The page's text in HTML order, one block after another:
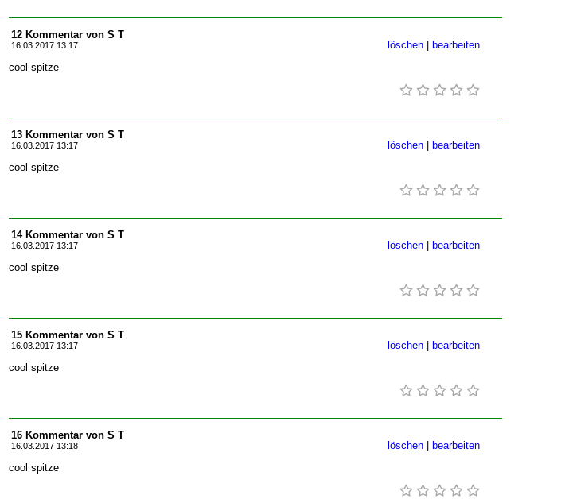
12 Kommentar von S T
16.03.2017 13:17 bearbeiten
löschen
cool spitze
13 Kommentar von S T
16.03.2017 13:17 bearbeiten
löschen
cool spitze
14 Kommentar von S T
16.03.2017 13:17 bearbeiten
löschen
cool spitze
15 Kommentar von S T
16.03.2017 13:17 bearbeiten
löschen
cool spitze
16 Kommentar von S T
16.03.2017 13:18 bearbeiten
löschen
cool spitze